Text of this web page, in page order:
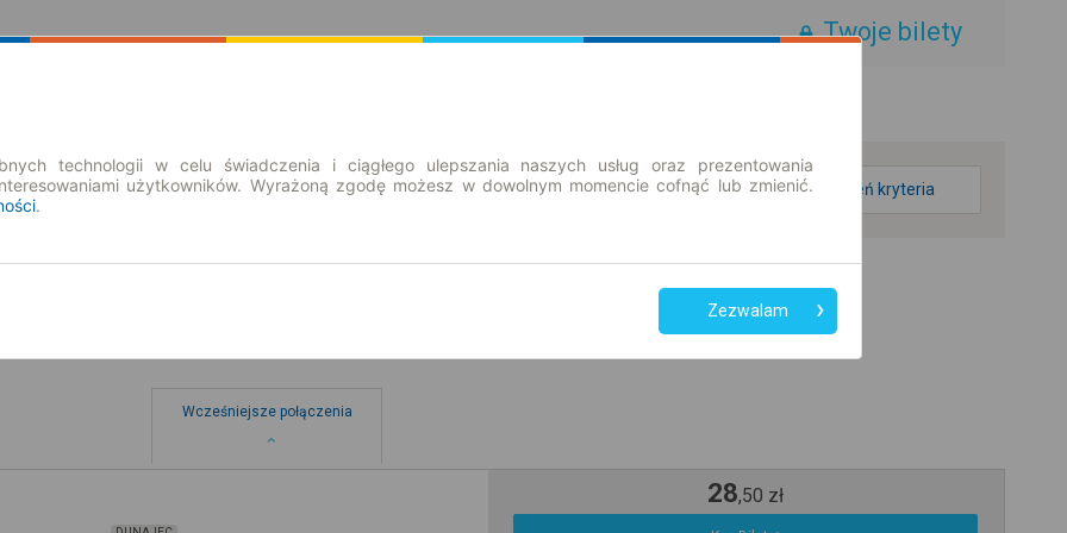
Twoje bilety
zmień kryteria
Wcześniejsze połączenia
28,50 zł
technologii w celu świadczenia i ciągłego ulepszania naszych usług oraz prezentowania
użytkowników. Wyrażoną zgodę możesz w dowolnym momencie cofnąć lub zmienić.
.
Zezwalam